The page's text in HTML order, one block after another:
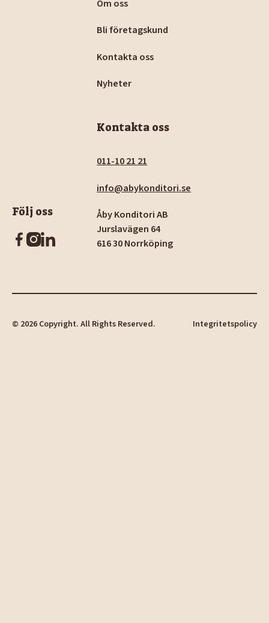
Följ oss
Om oss
Bli företagskund
Kontakta oss
Nyheter
Kontakta oss
011-10 21 21
info@abykonditori.se
Åby Konditori AB
Jurslavägen 64
616 30 Norrköping
© 2026Copyright. All Rights Reserved. Integritetspolicy